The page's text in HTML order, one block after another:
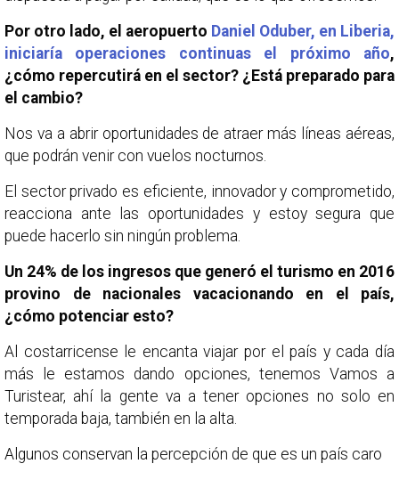
Por otro lado, el aeropuerto Daniel Oduber, en Liberia,
iniciaría operaciones continuas el próximo año,
¿cómo repercutirá en el sector? ¿Está preparado para
el cambio?
Nos va a abrir oportunidades de atraer más líneas aéreas,
que podrán venir con vuelos nocturnos.
El sector privado es eficiente, innovador y comprometido,
reacciona ante las oportunidades y estoy segura que
puede hacerlo sin ningún problema.
Un 24% de los ingresos que generó el turismo en 2016
provino de nacionales vacacionando en el país,
¿cómo potenciar esto?
Al costarricense le encanta viajar por el país y cada día
más le estamos dando opciones, tenemos Vamos a
Turistear, ahí la gente va a tener opciones no solo en
temporada baja, también en la alta.
Algunos conservan la percepción de que es un país caro